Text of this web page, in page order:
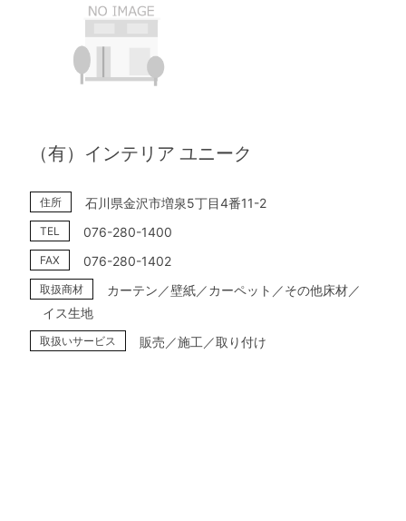
（有）インテリア ユニーク
住所 石川県金沢市増泉5丁目4番11-2
TEL 076-280-1400
FAX 076-280-1402
取扱商材
カーテン／壁紙／カーペット／その他床材／
イス生地
取扱いサービス 販売／施工／取り付け